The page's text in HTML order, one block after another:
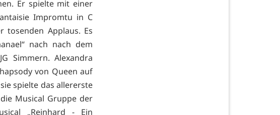
Er spielte mit einer
Impromtu in C
tosenden Applaus. Es
nach nach dem
Simmern. Alexandra
von Queen auf
spielte das allererste
Musical Gruppe der
„Reinhard - Ein